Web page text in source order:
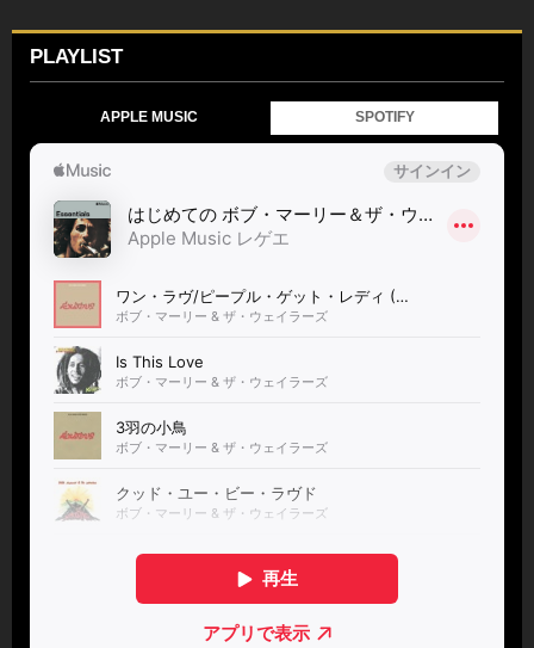
PLAYLIST
APPLE MUSIC SPOTIFY